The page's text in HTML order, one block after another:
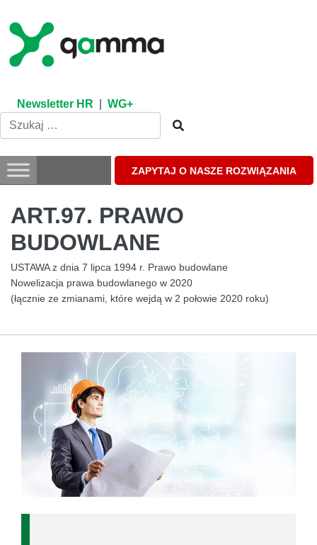
content
Newsletter HR WG+
ZAPYTAJ O NASZE ROZWIĄZANIA
ART.97. PRAWO
BUDOWLANE
USTAWA z dnia 7 lipca 1994 r. Prawo budowlane
Nowelizacja prawa budowlanego w 2020
(łącznie ze zmianami, które wejdą w 2 połowie 2020 roku)